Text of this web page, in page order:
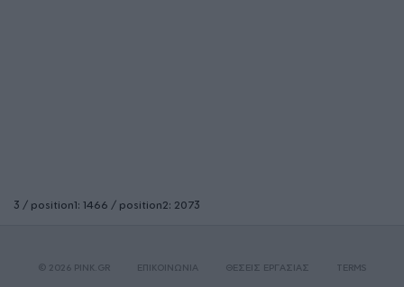
3 / position1: 1466 / position2: 2073
© 2026 PINK.GR ΕΠΙΚΟΙΝΩΝΙΑ ΘΕΣΕΙΣ ΕΡΓΑΣΙΑΣ TERMS